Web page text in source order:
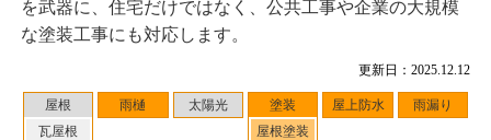
更新日：2025.12.12
屋根
瓦屋根
雨樋 太陽光
塗装
屋根塗装
屋上防水 雨漏り
を武器に、住宅だけではなく、公共工事や企業の大規模
な塗装工事にも対応します。